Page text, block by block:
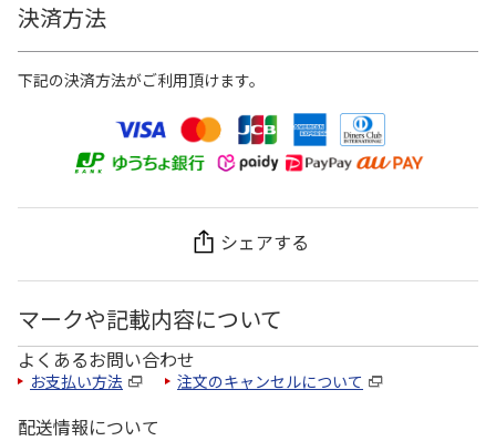
決済方法
下記の決済方法がご利用頂けます。
シェアする
マークや記載内容について
よくあるお問い合わせ
お支払い方法 注文のキャンセルについて
配送情報について